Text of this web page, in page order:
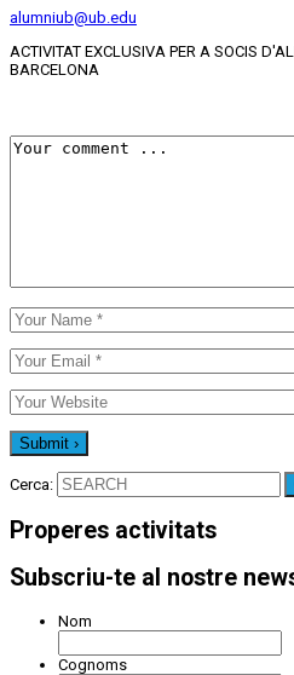
alumniub@ub.edu
ACTIVITAT EXCLUSIVA PER A SOCIS
BARCELONA
Cerca:
Properes activitats
Subscriu-te al nostre
Nom
Cognoms